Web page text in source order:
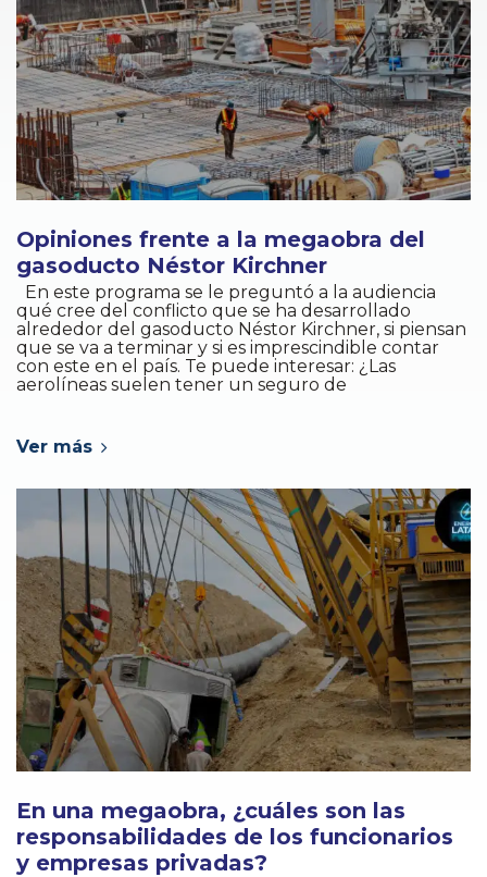
Opiniones frente a la megaobra del
gasoducto Néstor Kirchner
En este programa se le preguntó a la audiencia
qué cree del conflicto que se ha desarrollado
alrededor del gasoducto Néstor Kirchner, si piensan
que se va a terminar y si es imprescindible contar
con este en el país. Te puede interesar: ¿Las
aerolíneas suelen tener un seguro de
Ver más
En una megaobra, ¿cuáles son las
responsabilidades de los funcionarios
y empresas privadas?